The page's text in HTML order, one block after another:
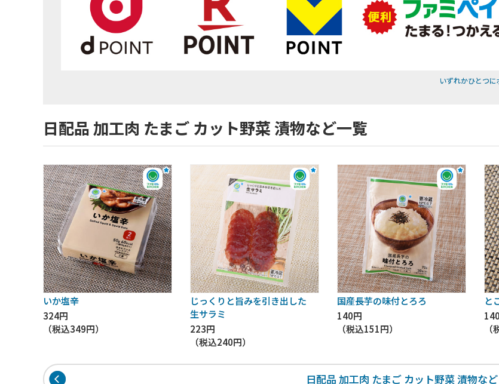
いずれかひとつ
日配品 加工肉 たまご カット野菜 漬物など一覧
いか塩辛
324円
（税込349円）
じっくりと旨みを引き出した
生サラミ
223円
（税込240円）
国産長芋の味付とろろ
140円
（税込151円）
と
（
日配品 加工肉 たまご カット野菜 漬物など